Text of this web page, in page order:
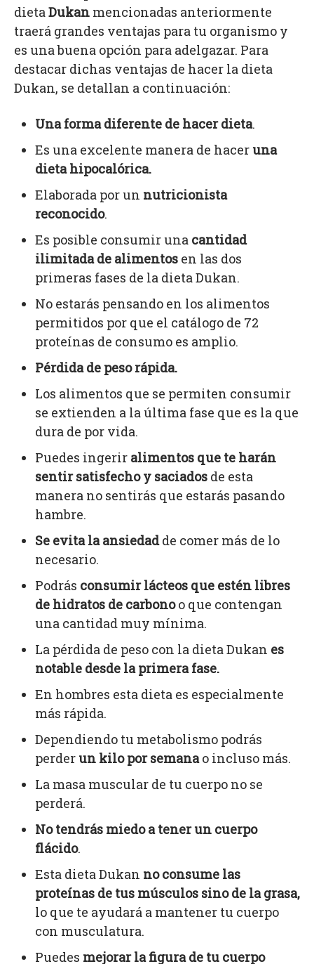
dietaDukan mencionadas anteriormente
traerá grandes ventajas para tu organismo y
es una buena opción para adelgazar. Para
destacar dichas ventajas de hacer la dieta
Dukan, se detallan a continuación:
Una forma diferente de hacer dieta.
Es una excelente manera de hacer una
dieta hipocalórica.
Elaborada por un nutricionista
reconocido.
Es posible consumir una cantidad
ilimitada de alimentos en las dos
primeras fases de la dieta Dukan.
No estarás pensando en los alimentos
permitidos por que el catálogo de 72
proteínas de consumo es amplio.
Pérdida de peso rápida.
Los alimentos que se permiten consumir
se extienden a la última fase que es la que
dura de por vida.
Puedes ingerir alimentos que te harán
sentir satisfecho y saciados de esta
manera no sentirás que estarás pasando
hambre.
Se evita la ansiedadde comer más de lo
necesario.
Podrás consumir lácteos que estén libres
de hidratos de carbonoo que contengan
una cantidad muy mínima.
La pérdida de peso con la dieta Dukan es
notable desde la primera fase.
En hombres esta dieta es especialmente
más rápida.
Dependiendo tu metabolismo podrás
perder un kilo por semanao incluso más.
La masa muscular de tu cuerpo no se
perderá.
No tendrás miedo a tener un cuerpo
flácido.
Esta dieta Dukan no consume las
proteínas de tus músculos sino de la grasa,
lo que te ayudará a mantener tu cuerpo
con musculatura.
Puedes mejorar la figura de tu cuerpo